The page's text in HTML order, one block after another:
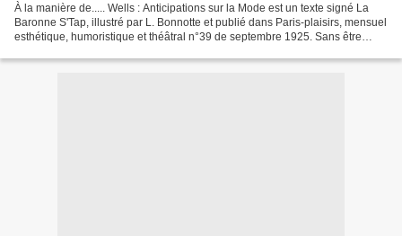
À la manière de..... Wells : Anticipations sur la Mode est un texte signé La
Baronne S'Tap, illustré par L. Bonnotte et publié dans Paris-plaisirs, mensuel
esthétique, humoristique et théâtral n°39 de septembre 1925. Sans être